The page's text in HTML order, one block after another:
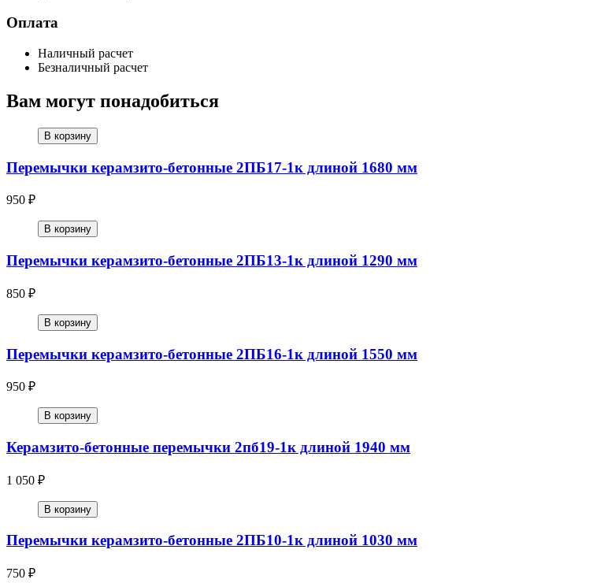
Оплата
Наличный расчет
Безналичный расчет
Вам могут понадобиться
В корзину
Перемычки керамзито-бетонные 2ПБ17-1к длиной 1680 мм
950 ₽
В корзину
Перемычки керамзито-бетонные 2ПБ13-1к длиной 1290 мм
850 ₽
В корзину
Перемычки керамзито-бетонные 2ПБ16-1к длиной 1550 мм
950 ₽
В корзину
Керамзито-бетонные перемычки 2пб19-1к длиной 1940 мм
1 050 ₽
В корзину
Перемычки керамзито-бетонные 2ПБ10-1к длиной 1030 мм
750 ₽